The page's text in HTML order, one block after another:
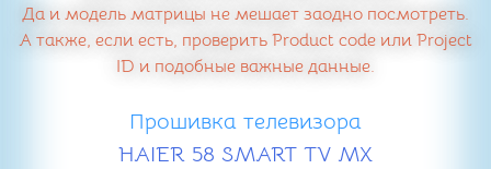
Да и модель матрицы не мешает заодно посмотреть.
А также, если есть, проверить Product code или Project
ID и подобные важные данные.
Прошивка телевизора
HAIER 58 SMART TV MX